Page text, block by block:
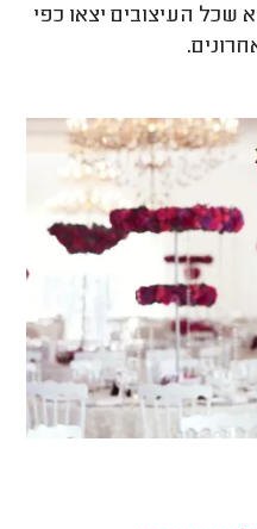
שכל העיצובים יצאו כפי